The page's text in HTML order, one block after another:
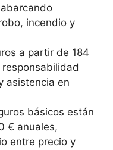
incendio y
a partir de 184
asistencia en
básicos están
€ anuales,
entre precio y